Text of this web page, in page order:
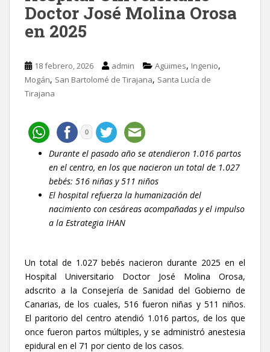
Doctor José Molina Orosa
en 2025
18 febrero, 2026 admin Agüimes, Ingenio,
Mogán, San Bartolomé de Tirajana, Santa Lucía de
Tirajana
0
Durante el pasado año se atendieron 1.016 partos
en el centro, en los que nacieron un total de 1.027
bebés: 516 niñas y 511 niños
El hospital refuerza la humanización del
nacimiento con cesáreas acompañadas y el impulso
a la Estrategia IHAN
Un total de 1.027 bebés nacieron durante 2025 en el
Hospital Universitario Doctor José Molina Orosa,
adscrito a la Consejería de Sanidad del Gobierno de
Canarias, de los cuales, 516 fueron niñas y 511 niños.
El paritorio del centro atendió 1.016 partos, de los que
once fueron partos múltiples, y se administró anestesia
epidural en el 71 por ciento de los casos.